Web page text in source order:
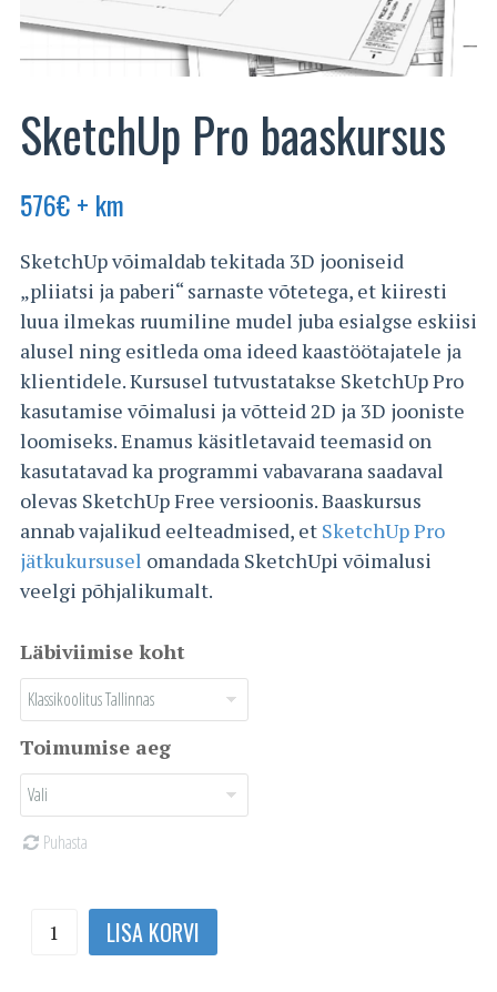
SketchUp Pro baaskursus
576€+ km
SketchUp võimaldab tekitada 3D jooniseid
„pliiatsi ja paberi“ sarnaste võtetega, et kiiresti
luua ilmekas ruumiline mudel juba esialgse eskiisi
alusel ning esitleda oma ideed kaastöötajatele ja
klientidele. Kursusel tutvustatakse SketchUp Pro
kasutamise võimalusi ja võtteid 2D ja 3D jooniste
loomiseks. Enamus käsitletavaid teemasid on
kasutatavad ka programmi vabavarana saadaval
olevas SketchUp Free versioonis. Baaskursus
annab vajalikud eelteadmised, et SketchUp Pro
jätkukursusel omandada SketchUpi võimalusi
veelgi põhjalikumalt.
Läbiviimise koht
Toimumise aeg
Puhasta
SketchUp LISA KORVI